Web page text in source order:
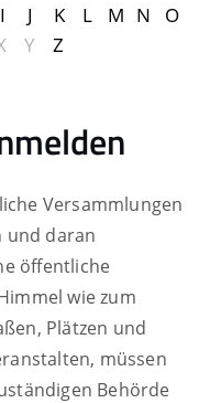
I J K L M N
O
Y Z
Versammlungen
und daran
öffentliche
wie zum
Plätzen und
müssen
Behörde